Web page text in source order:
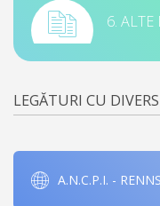
6.
LEGĂTURI CU
A.N.C.P.I. - RENNS